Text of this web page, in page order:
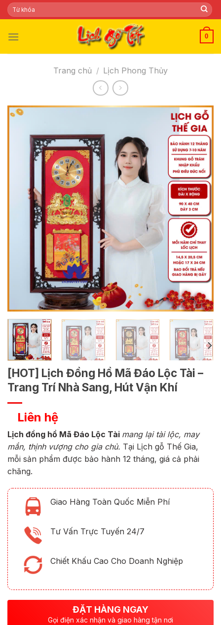
Skip
to
Tìm
kiếm:
0
Trang chủ / Lịch Phong Thủy
[HOT] Lịch Đồng Hồ Mã Đáo Lộc Tài –
Trang Trí Nhà Sang, Hút Vận Khí
Liên hệ
Lịch đồng hồ Mã Đáo Lộc Tài mang lại tài lộc, may
mắn, thịnh vượng cho gia chủ. Tại Lịch gỗ Thế Gia,
mỗi sản phẩm được bảo hành 12 tháng, giá cả phải
chăng.
Giao Hàng Toàn Quốc Miễn Phí
Tư Vấn Trực Tuyến 24/7
Chiết Khấu Cao Cho Doanh Nghiệp
ĐẶT HÀNG NGAY
Gọi điện xác nhận và giao hàng tận nơi